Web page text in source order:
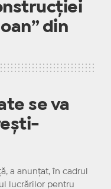
din
se va
a anunțat, în cadrul
lucrărilor pentru